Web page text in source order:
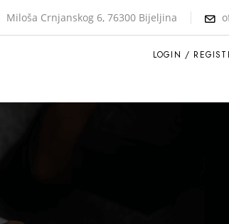
Miloša Crnjanskog 6, 76300 Bijeljina
LOGIN /